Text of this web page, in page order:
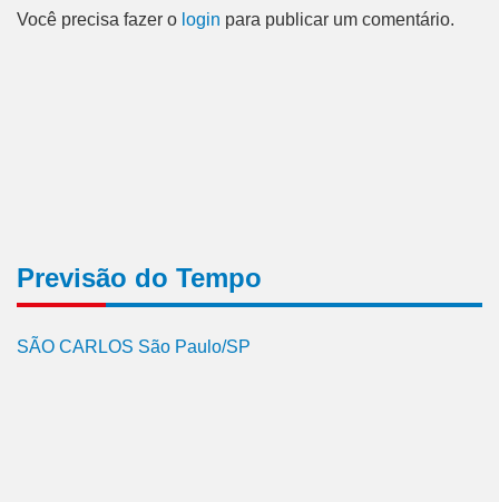
Você precisa fazer o login para publicar um comentário.
Previsão do Tempo
SÃO CARLOS São Paulo/SP